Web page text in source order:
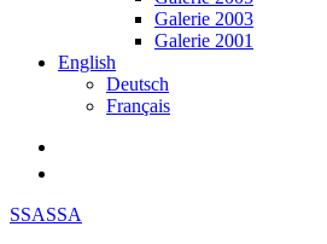
Galerie 2003
Galerie 2001
English
Deutsch
Français
SSASSA